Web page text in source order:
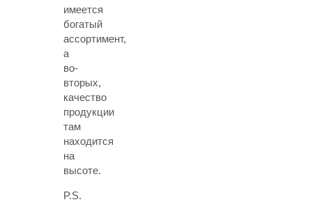
имеется
богатый
ассортимент,
а
во-
вторых,
качество
продукции
там
находится
на
высоте.
P.S.